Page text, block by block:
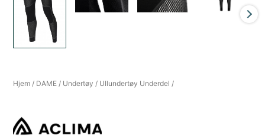
Hjem / DAME / Undertøy / Ullundertøy Underdel /